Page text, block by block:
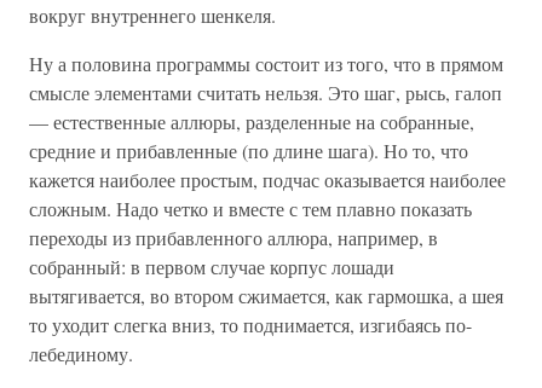
вокруг внутреннего шенкеля.
Ну а половина программы состоит из того, что в прямом
смысле элементами считать нельзя. Это шаг, рысь, галоп
— естественные аллюры, разделенные на собранные,
средние и прибавленные (по длине шага). Но то, что
кажется наиболее простым, подчас оказывается наиболее
сложным. Надо четко и вместе с тем плавно показать
переходы из прибавленного аллюра, например, в
собранный: в первом случае корпус лошади
вытягивается, во втором сжимается, как гармошка, а шея
то уходит слегка вниз, то поднимается, изгибаясь по-
лебединому.